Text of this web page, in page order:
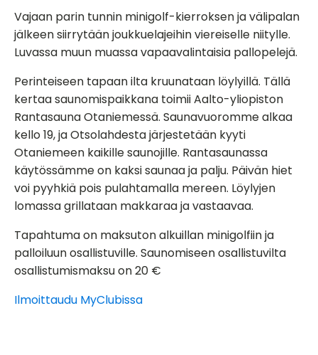
Vajaan parin tunnin minigolf-kierroksen ja välipalan
jälkeen siirrytään joukkuelajeihin viereiselle niitylle.
Luvassa muun muassa vapaavalintaisia pallopelejä.
Perinteiseen tapaan ilta kruunataan löylyillä. Tällä
kertaa saunomispaikkana toimii Aalto-yliopiston
Rantasauna Otaniemessä. Saunavuoromme alkaa
kello 19, ja Otsolahdesta järjestetään kyyti
Otaniemeen kaikille saunojille. Rantasaunassa
käytössämme on kaksi saunaa ja palju. Päivän hiet
voi pyyhkiä pois pulahtamalla mereen. Löylyjen
lomassa grillataan makkaraa ja vastaavaa.
Tapahtuma on maksuton alkuillan minigolfiin ja
palloiluun osallistuville. Saunomiseen osallistuvilta
osallistumismaksu on 20 €
Ilmoittaudu MyClubissa